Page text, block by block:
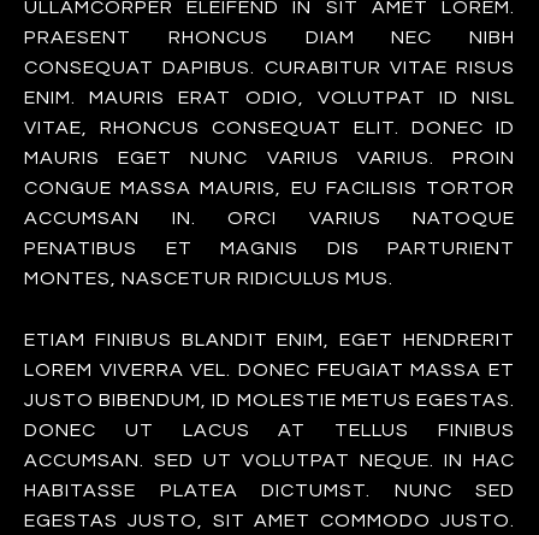
ULLAMCORPER ELEIFEND IN SIT AMET LOREM.
PRAESENT RHONCUS DIAM NEC NIBH
CONSEQUAT DAPIBUS. CURABITUR VITAE RISUS
ENIM. MAURIS ERAT ODIO, VOLUTPAT ID NISL
VITAE, RHONCUS CONSEQUAT ELIT. DONEC ID
MAURIS EGET NUNC VARIUS VARIUS. PROIN
CONGUE MASSA MAURIS, EU FACILISIS TORTOR
ACCUMSAN IN. ORCI VARIUS NATOQUE
PENATIBUS ET MAGNIS DIS PARTURIENT
MONTES, NASCETUR RIDICULUS MUS.
ETIAM FINIBUS BLANDIT ENIM, EGET HENDRERIT
LOREM VIVERRA VEL. DONEC FEUGIAT MASSA ET
JUSTO BIBENDUM, ID MOLESTIE METUS EGESTAS.
DONEC UT LACUS AT TELLUS FINIBUS
ACCUMSAN. SED UT VOLUTPAT NEQUE. IN HAC
HABITASSE PLATEA DICTUMST. NUNC SED
EGESTAS JUSTO, SIT AMET COMMODO JUSTO.